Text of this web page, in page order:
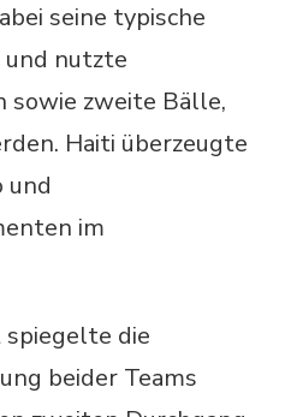
seine typische
und nutzte
sowie zweite Bälle,
Haiti überzeugte
und
im
spiegelte die
beider Teams